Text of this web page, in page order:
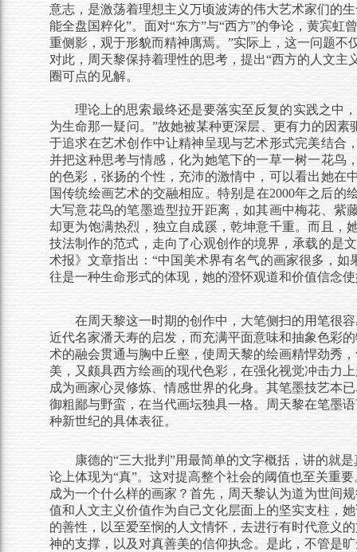
意志，是激荡着理想主义万顷波涛的伟大艺术家们的
能全盘国粹化”。面对“东方”与“西方”的争论，黄宾
重侧影，观于形貌而精神庽焉。”实际上，这一问题
对此，周天黎保持着理性的思考，提出“西方的人文
圈可点的见解。
理论上的思索最终还是要落实至反复的实践之中
为生命那一疑问。”故她被某种更深层、更有力的因素
于追求在艺术创作中让精神呈现与艺术形式完美结合
并把这种思考与情感，化为她笔下的一草一树一花鸟
的色彩，张扬的个性，充沛的激情中，可以看出她在
国传统绘画艺术的交融相应。特别是在2000年之后的
大写意花鸟的笔墨造型拉开距离，如其画中梅花、紫
却更为饱满热烈，独立自成蹊，乾坤意千重。而且，
技法制作的范式，走向了心观创作的境界，承载的是
术报》文章指出： “中国美术界有名气的画家很多，
往是一种生命形式的体现，她的澄怀观道和价值信念
在周天黎这一时期的创作中，大笔侧扫的用笔很
近代名家潘天寿的启发，而充满平面意味和抽象色彩
术的融会贯通与胸中丘壑，使周天黎的绘画精悍劲秀
美，又颇具西方绘画的现代色彩，在强化视觉冲击力
成为画家心灵修炼、情感世界的化身。其笔墨技艺本
御粗鄙与野蛮，在当代画坛独具一格。周天黎在笔墨
种新世纪的具体表征。
康德的“三大批判”用最简单的文字概括，讲的就
论上体现为“真”。这对提高整个社会的阈值也至关重
成为一个什么样的画家？首先，周天黎认为道为世间
值和人文主义价值作为自己文化层面上的坚实支柱，
的善性，以至爱至悯的人文情怀，去进行有时代意义
神的支撑，以及对真善美的信仰执念。是此，不管是